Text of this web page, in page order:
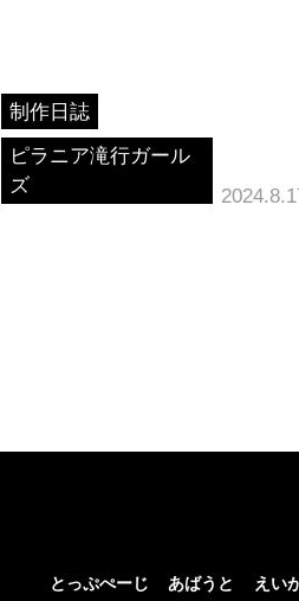
制作日誌
ピラニア滝行ガール
ズ
とっぷぺーじ あばうと えい